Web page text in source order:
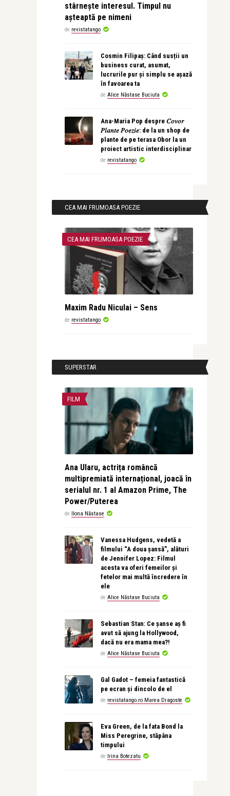
stârnește interesul. Timpul nu
așteaptă pe nimeni
de revistatango
Cosmin Filipaș: Când susții un
business curat, asumat,
lucrurile pur și simplu se așază
în favoarea ta
de Alice Năstase Buciuta
Ana-Maria Pop despre 𝐶𝑜𝑣𝑜𝑟
𝑃𝑙𝑎𝑛𝑡𝑒 𝑃𝑜𝑒𝑧𝑖𝑒: de la un shop de
plante de pe terasa Obor la un
proiect artistic interdisciplinar
de revistatango
CEA MAI FRUMOASA POEZIE
CEA MAI FRUMOASA POEZIE
Maxim Radu Niculai – Sens
de revistatango
SUPERSTAR
FILM
Ana Ularu, actrița româncă
multipremiată internațional, joacă în
serialul nr. 1 al Amazon Prime, The
Power/Puterea
de Ilona Năstase
Vanessa Hudgens, vedetă a
filmului “A doua șansă”, alături
de Jennifer Lopez: Filmul
acesta va oferi femeilor și
fetelor mai multă încredere în
ele
de Alice Năstase Buciuta
Sebastian Stan: Ce șanse aș fi
avut să ajung la Hollywood,
dacă nu era mama mea?!
de Alice Năstase Buciuta
Gal Gadot – femeia fantastică
pe ecran și dincolo de el
de revistatango.ro Marea Dragoste
Eva Green, de la fata Bond la
Miss Peregrine, stăpâna
timpului
de Irina Botezatu